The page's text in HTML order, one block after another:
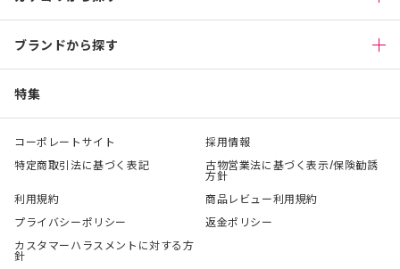
ブランドから探す
特集
コーポレートサイト
採用情報
特定商取引法に基づく表記
古物営業法に基づく表示/保険勧誘
方針
利用規約
商品レビュー利用規約
プライバシーポリシー
返金ポリシー
カスタマーハラスメントに対する方
針